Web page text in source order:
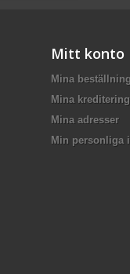
Mitt konto
Mina
Mina
Mina adresser
Min personliga